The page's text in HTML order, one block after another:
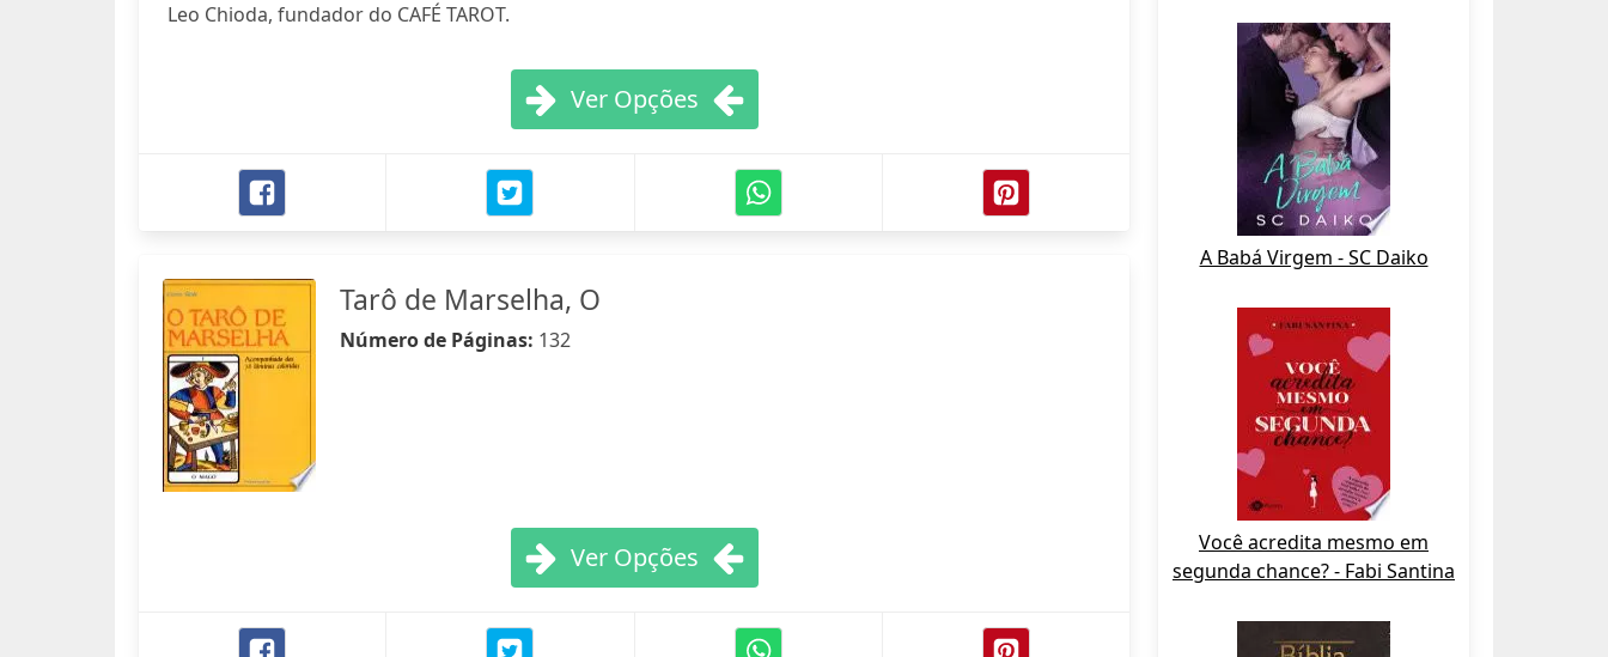
Leo Chioda, fundador do CAFÉ TAROT.
Ver Opções
Tarô de Marselha, O
Número de Páginas: 132
Ver Opções
A Babá Virgem - SC Daiko
Você acredita mesmo em
segunda chance? - Fabi Santina